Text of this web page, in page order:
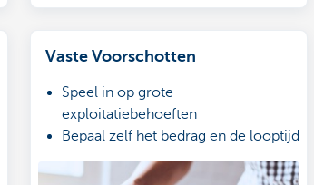
Vaste Voorschotten
Speel in op grote
exploitatiebehoeften
Bepaal zelf het bedrag en de looptijd